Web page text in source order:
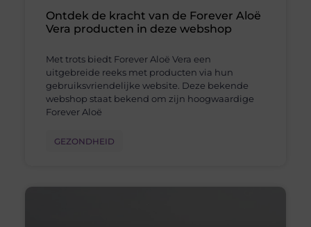
Ontdek de kracht van de Forever Aloë
Vera producten in deze webshop
Met trots biedt Forever Aloë Vera een
uitgebreide reeks met producten via hun
gebruiksvriendelijke website. Deze bekende
webshop staat bekend om zijn hoogwaardige
Forever Aloë
GEZONDHEID